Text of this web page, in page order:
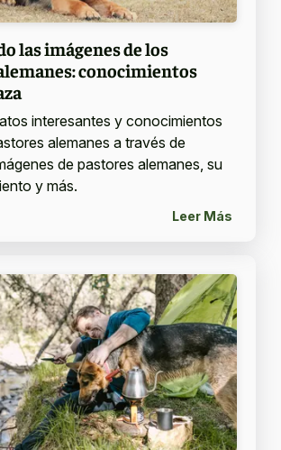
las imágenes de los
conocimientos
interesantes y conocimientos
alemanes a través de
de pastores alemanes, su
y más.
Leer Más